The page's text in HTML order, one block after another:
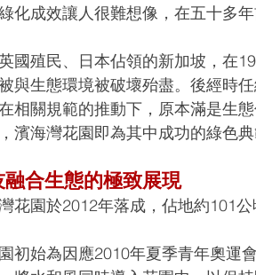
化成效讓人很難想像，在五十多
國殖民、日本佔領的新加坡，在
與生態環境被破壞殆盡。後經時
相關規範的推動下，原本滿是生
濱海灣花園即為其中成功的綠色典
融合生態的極致展現
花園於2012年落成，佔地約101
初始為因應2010年夏季青年奧運